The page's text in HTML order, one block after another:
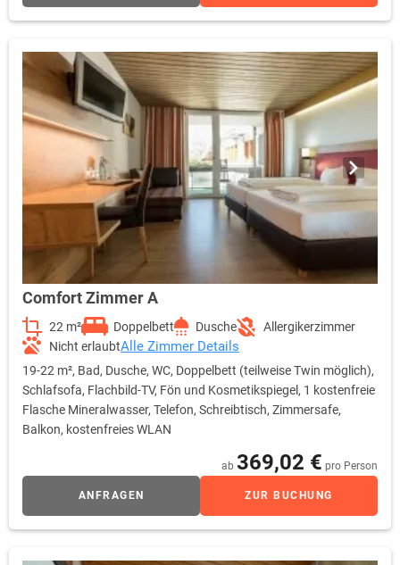
Comfort Zimmer A
22 m² Doppelbett Dusche
Allergikerzimmer
Nicht erlaubtAlle Zimmer Details
19-22 m², Bad, Dusche, WC, Doppelbett (teilweise Twin möglich),
Schlafsofa, Flachbild-TV, Fön und Kosmetikspiegel, 1 kostenfreie
Flasche Mineralwasser, Telefon, Schreibtisch, Zimmersafe,
Balkon, kostenfreies WLAN
ab 369,02 € pro Person
ANFRAGEN ZUR BUCHUNG